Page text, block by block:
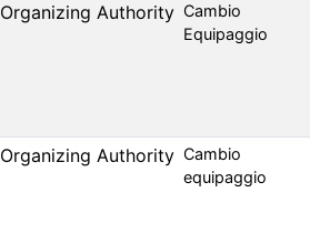
Organizing Authority Cambio
Equipaggio
Organizing Authority Cambio
equipaggio